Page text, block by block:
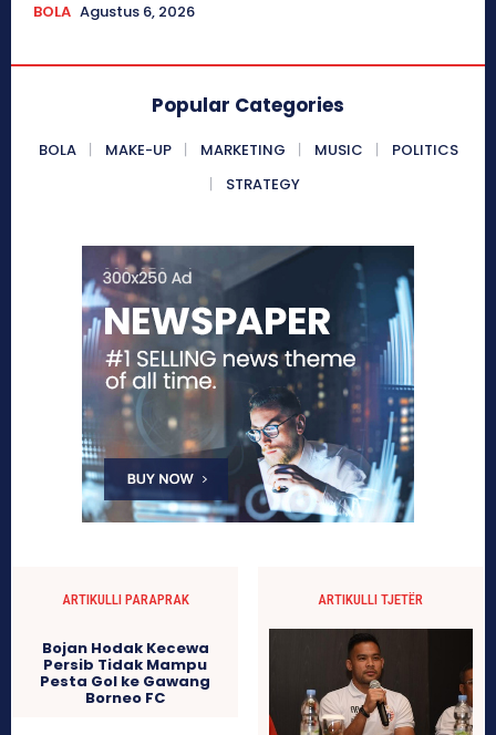
BOLA Agustus 6, 2026
Popular Categories
BOLA MAKE-UP MARKETING MUSIC
POLITICS
STRATEGY
ARTIKULLI PARAPRAK
Bojan Hodak Kecewa
Persib Tidak Mampu
Pesta Gol ke Gawang
Borneo FC
ARTIKULLI TJETËR